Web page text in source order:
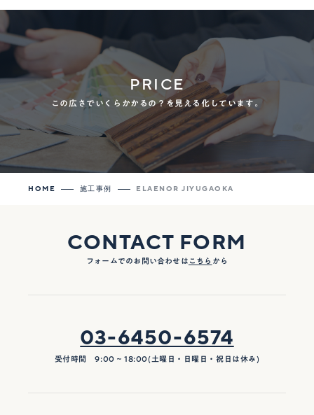
PRICE
この広さでいくらかかるの？を見える化しています。
HOME 施工事例 ELAENOR JIYUGAOKA
CONTACT FORM
フォームでのお問い合わせは こちら から
03-6450-6574
受付時間 9:00 ~ 18:00(土曜日・日曜日・祝日は休み)